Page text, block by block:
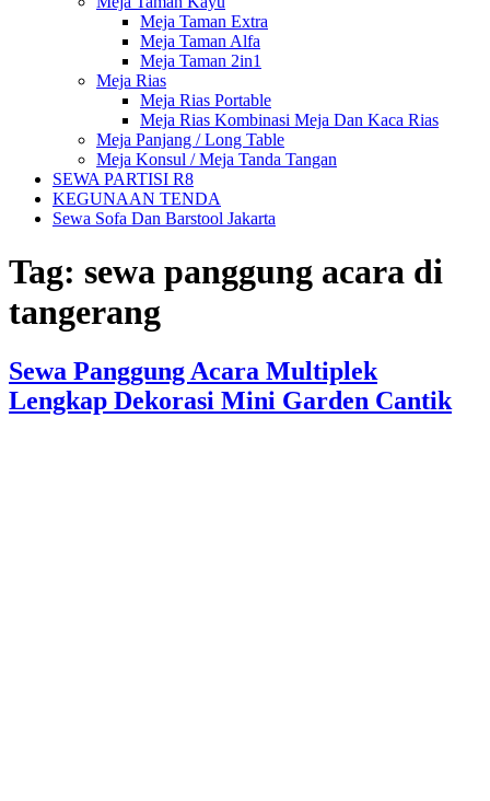
Meja Taman Extra
Meja Taman Alfa
Meja Taman 2in1
Meja Rias
Meja Rias Portable
Meja Rias Kombinasi Meja Dan Kaca Rias
Meja Panjang / Long Table
Meja Konsul / Meja Tanda Tangan
SEWA PARTISI R8
KEGUNAAN TENDA
Sewa Sofa Dan Barstool Jakarta
Tag: sewa panggung acara di
tangerang
Sewa Panggung Acara Multiplek
Lengkap Dekorasi Mini Garden Cantik